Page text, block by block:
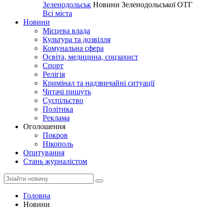
Зеленодольськ Новини Зеленодольської ОТГ
Всі міста
Новини
Місцева влада
Культура та дозвілля
Комунальна сфера
Освіта, медицина, соцзахист
Спорт
Релігія
Кримінал та надзвичайні ситуації
Читачі пишуть
Суспільство
Політика
Реклама
Оголошення
Покров
Нікополь
Опитування
Стань журналістом
Головна
Новини